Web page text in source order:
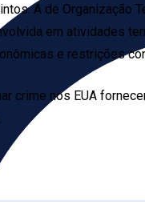
A de Organização
em atividades
e restrições
crime nos EUA